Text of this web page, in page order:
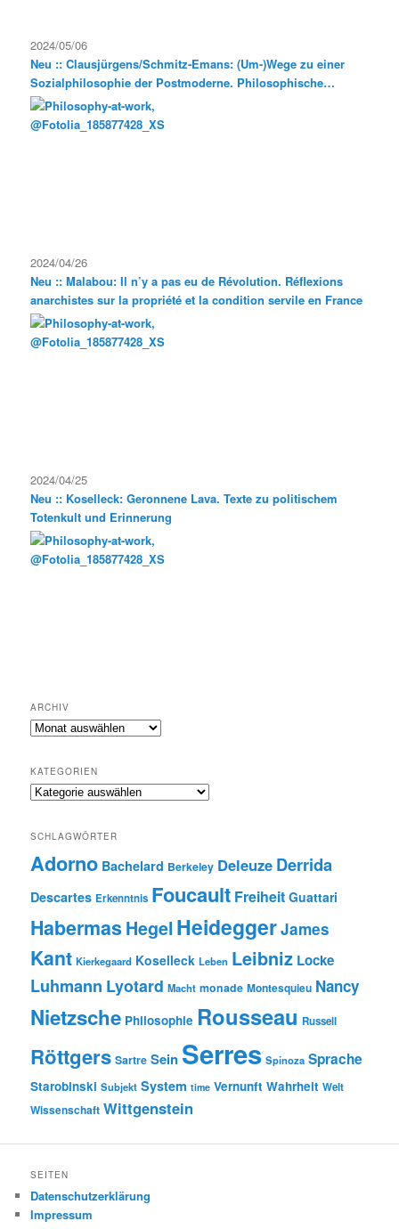
2024/05/06
Neu :: Clausjürgens/Schmitz-Emans: (Um-)Wege zu einer
Sozialphilosophie der Postmoderne. Philosophische
Exkursionen
2024/04/26
Neu :: Malabou: Il n’y a pas eu de Révolution. Réflexions
anarchistes sur la propriété et la condition servile en France
2024/04/25
Neu :: Koselleck: Geronnene Lava. Texte zu politischem
Totenkult und Erinnerung
ARCHIV
Archiv
KATEGORIEN
Kategorien
SCHLAGWÖRTER
Adorno Bachelard Berkeley Deleuze Derrida
Descartes Erkenntnis Foucault Freiheit Guattari
Habermas Hegel HeideggerJames
Kant Kierkegaard Koselleck Leben Leibniz Locke
Luhmann Lyotard Macht monade Montesquieu Nancy
Nietzsche Philosophie Rousseau Russell
Röttgers Sartre Sein Serres Spinoza Sprache
Starobinski Subjekt System time Vernunft Wahrheit Welt
Wissenschaft Wittgenstein
SEITEN
Datenschutzerklärung
Impressum